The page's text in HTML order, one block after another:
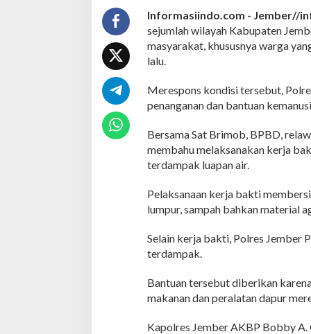
n
P
a
-
B
n
i
r
e
r
S
a
u
k
n
Informasiindo.com - Jember//
sejumlah wilayah Kabupaten
masyarakat, khususnya warga
lalu.
Merespons kondisi tersebut,
penanganan dan bantuan
Bersama Sat Brimob, BPBD,
membahu melaksanakan kerja
terdampak luapan air.
Pelaksanaan kerja bakti
lumpur, sampah bahkan material
Selain kerja bakti, Polres Jember
terdampak.
Bantuan tersebut diberikan
makanan dan peralatan dapur
Kapolres Jember AKBP Bobby